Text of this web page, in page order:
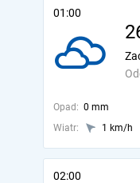
01:00
Opad: 0 mm
Wiatr:
1 km/h
02:00